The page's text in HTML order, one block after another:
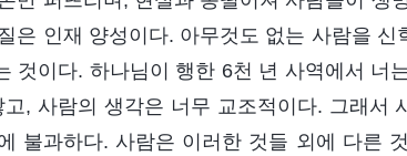
은 인재 양성이다. 아무것도 없는 사람을 신
것이다. 하나님이 행한 6천 년 사역에서 너
, 사람의 생각은 너무 교조적이다. 그래서
불과하다. 사람은 이러한 것들 외에 다른